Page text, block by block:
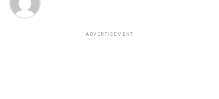
ADVERTISEMENT